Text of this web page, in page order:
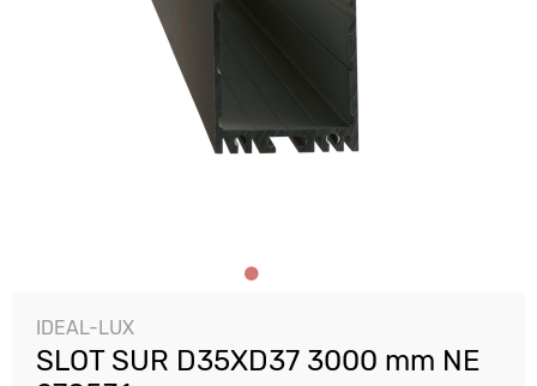
IDEAL-LUX
SLOT SUR D35XD37 3000 mm NE